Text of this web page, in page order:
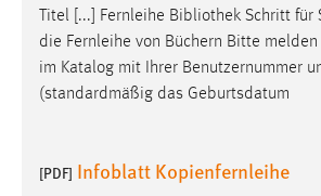
Titel [...] Fernleihe Bibliothek Schritt für
die Fernleihe von Büchern Bitte
im Katalog mit Ihrer Benutzernummer
(standardmäßig das Geburtsdatum
[PDF] Infoblatt Kopienfernleihe